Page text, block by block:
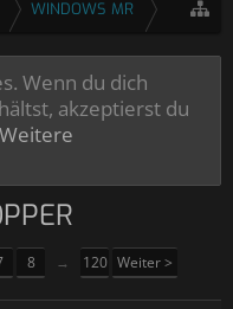
WINDOWS MR
Wenn du dich
akzeptierst du
Weitere
8 → 120 Weiter >